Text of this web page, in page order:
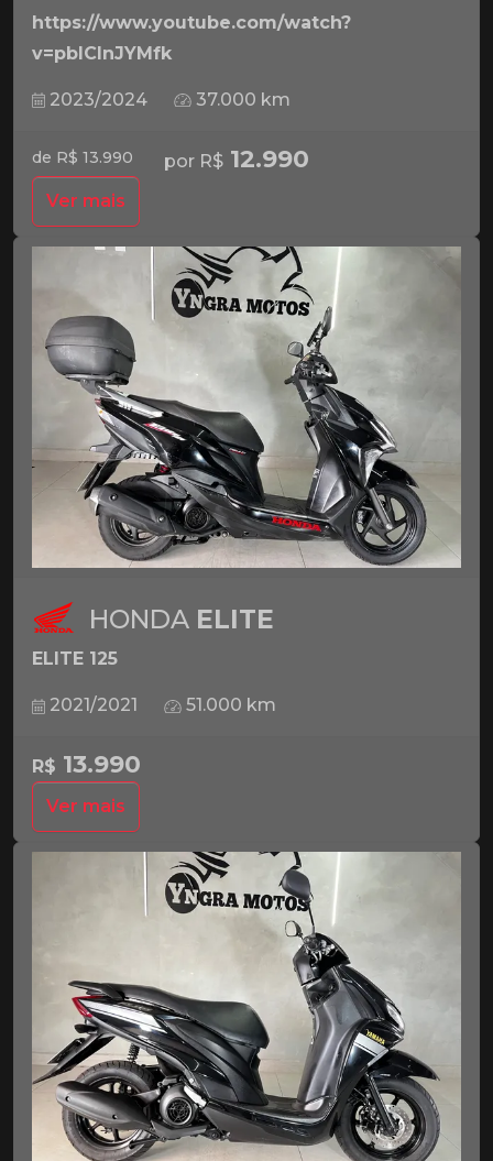
https://www.youtube.com/watch?
v=pbICInJYMfk
2023/2024 37.000 km
de R$ 13.990 por R$ 12.990
Ver mais
HONDA ELITE
ELITE 125
2021/2021 51.000 km
R$ 13.990
Ver mais